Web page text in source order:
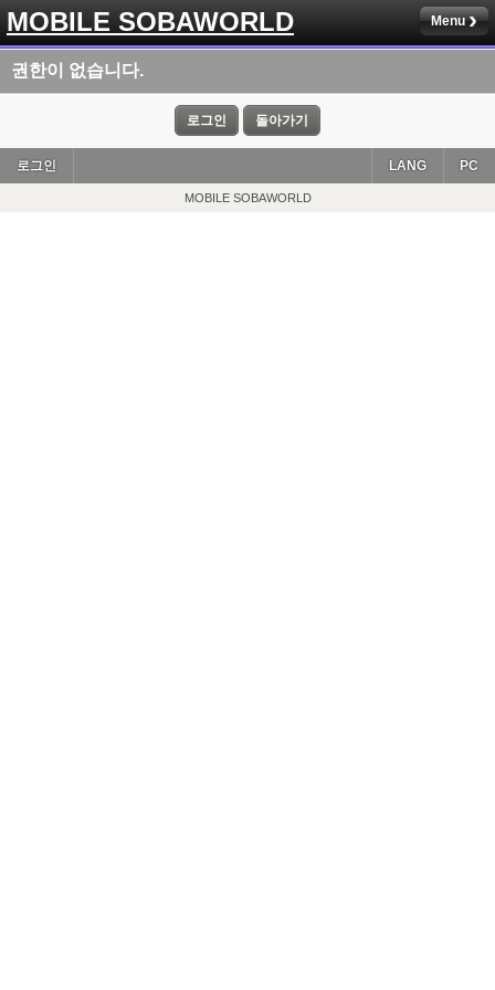
MOBILE SOBAWORLD Menu
권한이 없습니다.
로그인 돌아가기
로그인 PC
LANG
MOBILE SOBAWORLD